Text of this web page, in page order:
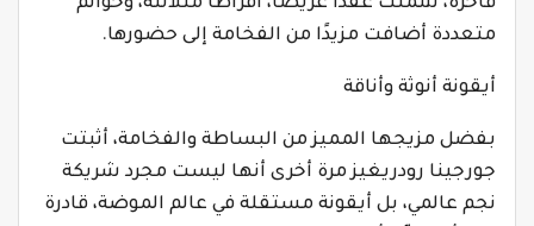
فاخرة، شملت عقدًا عريضًا، أقراطًا متلألئة، وخواتم
متعددة أضافت مزيدًا من الفخامة إلى حضورها.
أيقونة أنوثة وأناقة
بفضل مزيجها المميز من البساطة والفخامة، أثبتت
جورجينا رودريغيز مرة أخرى أنها ليست مجرد شريكة
نجم عالمي، بل أيقونة مستقلة في عالم الموضة، قادرة